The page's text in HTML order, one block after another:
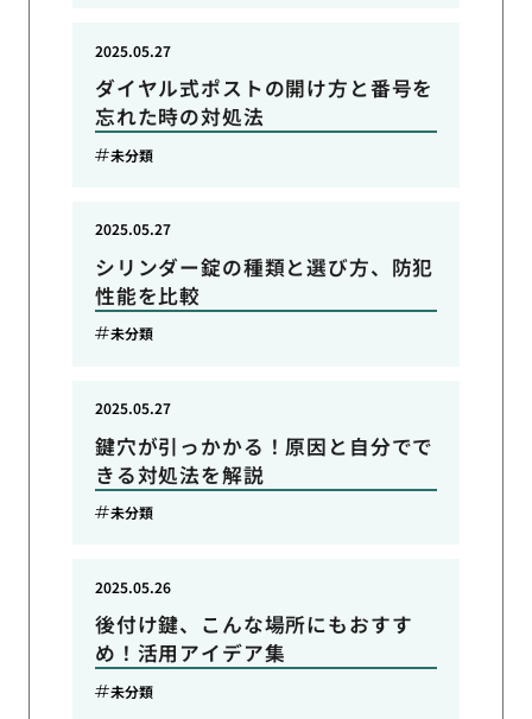
ダイヤル式ポストの開け方と番号を
忘れた時の対処法
2025.05.27
未分類
シリンダー錠の種類と選び方、防犯
性能を比較
2025.05.27
未分類
鍵穴が引っかかる！原因と自分でで
きる対処法を解説
2025.05.27
未分類
後付け鍵、こんな場所にもおすす
め！活用アイデア集
2025.05.26
未分類